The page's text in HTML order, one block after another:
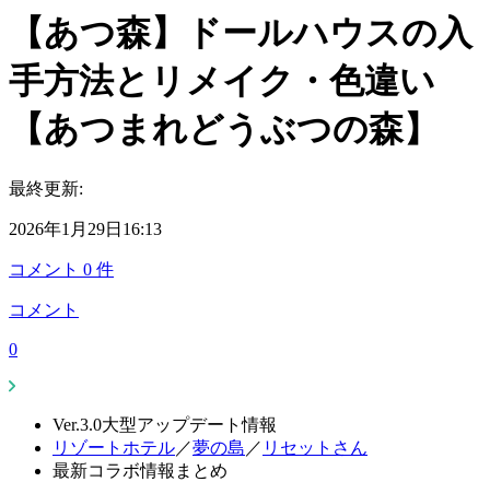
【あつ森】ドールハウスの入
手方法とリメイク・色違い
【あつまれどうぶつの森】
最終更新:
2026年1月29日16:13
コメント 0 件
コメント
0
Ver.3.0大型アップデート情報
リゾートホテル／夢の島 ／ リセットさん
最新コラボ情報まとめ